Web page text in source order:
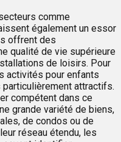
comme
également un essor
offrent des
qualité de vie supérieure
de loisirs. Pour
activités pour enfants
attractifs.
compétent dans ce
grande variété de biens,
de condos ou de
réseau étendu, les